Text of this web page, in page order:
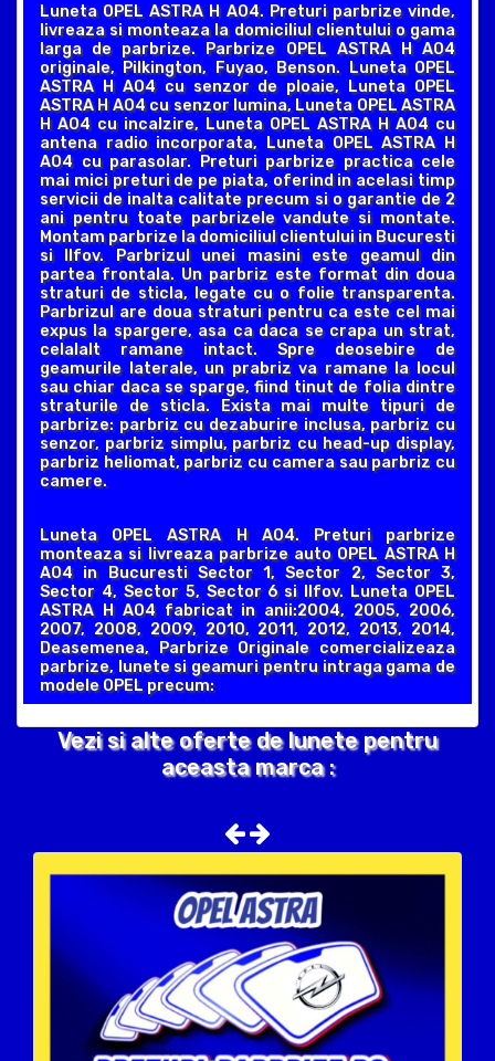
Luneta OPEL ASTRA H A04. Preturi parbrize vinde,
livreaza si monteaza la domiciliul clientului o gama
larga de parbrize. Parbrize OPEL ASTRA H A04
originale, Pilkington, Fuyao, Benson. Luneta OPEL
ASTRA H A04 cu senzor de ploaie, Luneta OPEL
ASTRA H A04 cu senzor lumina, Luneta OPEL ASTRA
H A04 cu incalzire, Luneta OPEL ASTRA H A04 cu
antena radio incorporata, Luneta OPEL ASTRA H
A04 cu parasolar. Preturi parbrize practica cele
mai mici preturi de pe piata, oferind in acelasi timp
servicii de inalta calitate precum si o garantie de 2
ani pentru toate parbrizele vandute si montate.
Montam parbrize la domiciliul clientului in Bucuresti
si Ilfov. Parbrizul unei masini este geamul din
partea frontala. Un parbriz este format din doua
straturi de sticla, legate cu o folie transparenta.
Parbrizul are doua straturi pentru ca este cel mai
expus la spargere, asa ca daca se crapa un strat,
celalalt ramane intact. Spre deosebire de
geamurile laterale, un prabriz va ramane la locul
sau chiar daca se sparge, fiind tinut de folia dintre
straturile de sticla. Exista mai multe tipuri de
parbrize: parbriz cu dezaburire inclusa, parbriz cu
senzor, parbriz simplu, parbriz cu head-up display,
parbriz heliomat, parbriz cu camera sau parbriz cu
camere.
Luneta OPEL ASTRA H A04. Preturi parbrize
monteaza si livreaza parbrize auto OPEL ASTRA H
A04 in Bucuresti Sector 1, Sector 2, Sector 3,
Sector 4, Sector 5, Sector 6 si Ilfov. Luneta OPEL
ASTRA H A04 fabricat in anii:2004, 2005, 2006,
2007, 2008, 2009, 2010, 2011, 2012, 2013, 2014,
Deasemenea, Parbrize Originale comercializeaza
parbrize, lunete si geamuri pentru intraga gama de
modele OPEL precum:
Vezi si alte oferte de lunete pentru
aceasta marca :